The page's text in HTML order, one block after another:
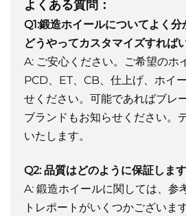
よくある質問：
Q1:鍛造ホイールについてよく分
どうやってカスタマイズすれば
A: ご安心ください。ご希望のホ
PCD、ET、CB、仕上げ、ホイ
せください。可能であればブレ
ブランドもお知らせください。
いたします。
Q2: 品質はどのように保証しま
A: 鍛造ホイールに関しては、参
トレポートがいくつかございます